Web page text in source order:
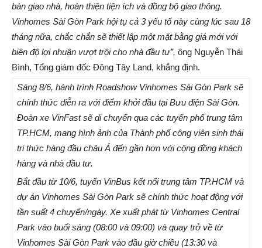
bàn giao nhà, hoàn thiện tiện ích và đồng bộ giao thông.
Vinhomes Sài Gòn Park hội tụ cả 3 yếu tố này cùng lúc sau 18
tháng nữa, chắc chắn sẽ thiết lập một mặt bằng giá mới với
biên độ lợi nhuận vượt trội cho nhà đầu tư”, ông Nguyễn Thái
Bình, Tổng giám đốc Đông Tây Land, khẳng định.
Sáng 8/6, hành trình Roadshow Vinhomes Sài Gòn Park sẽ
chính thức diễn ra với điểm khởi đầu tại Bưu điện Sài Gòn.
Đoàn xe VinFast sẽ di chuyển qua các tuyến phố trung tâm
TP.HCM, mang hình ảnh của Thành phố công viên sinh thái
tri thức hàng đầu châu Á đến gần hơn với cộng đồng khách
hàng và nhà đầu tư.
Bắt đầu từ 10/6, tuyến VinBus kết nối trung tâm TP.HCM và
dự án Vinhomes Sài Gòn Park sẽ chính thức hoạt động với
tần suất 4 chuyến/ngày. Xe xuất phát từ Vinhomes Central
Park vào buổi sáng (08:00 và 09:00) và quay trở về từ
Vinhomes Sài Gòn Park vào đầu giờ chiều (13:30 và